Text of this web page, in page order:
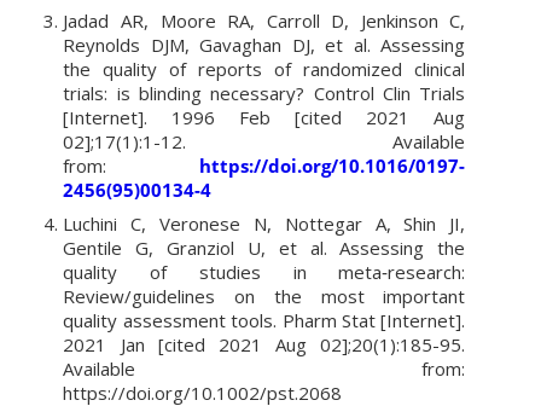
Jadad AR, Moore RA, Carroll D, Jenkinson C,
Reynolds DJM, Gavaghan DJ, et al. Assessing
the quality of reports of randomized clinical
trials: is blinding necessary? Control Clin Trials
[Internet]. 1996 Feb [cited 2021 Aug
02];17(1):1-12. Available
from: https://doi.org/10.1016/0197-
2456(95)00134-4
Luchini C, Veronese N, Nottegar A, Shin JI,
Gentile G, Granziol U, et al. Assessing the
quality of studies in meta‐research:
Review/guidelines on the most important
quality assessment tools. Pharm Stat [Internet].
2021 Jan [cited 2021 Aug 02];20(1):185-95.
Available from:
https://doi.org/10.1002/pst.2068